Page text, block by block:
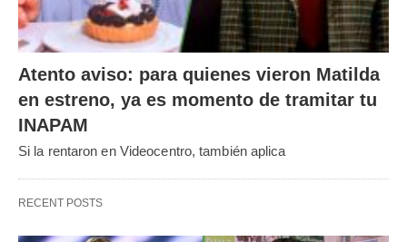
Atento aviso: para quienes vieron Matilda
en estreno, ya es momento de tramitar tu
INAPAM
Si la rentaron en Videocentro, también aplica
RECENT POSTS